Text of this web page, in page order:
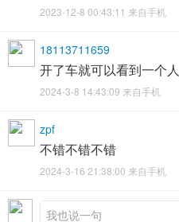
2023-12-8 00:43:11 来自手机
18113711659
开了车就可以看到一个人
2024-3-8 14:43:09 来自手机
zpf
不错不错不错
2024-3-16 21:38:00 来自手机